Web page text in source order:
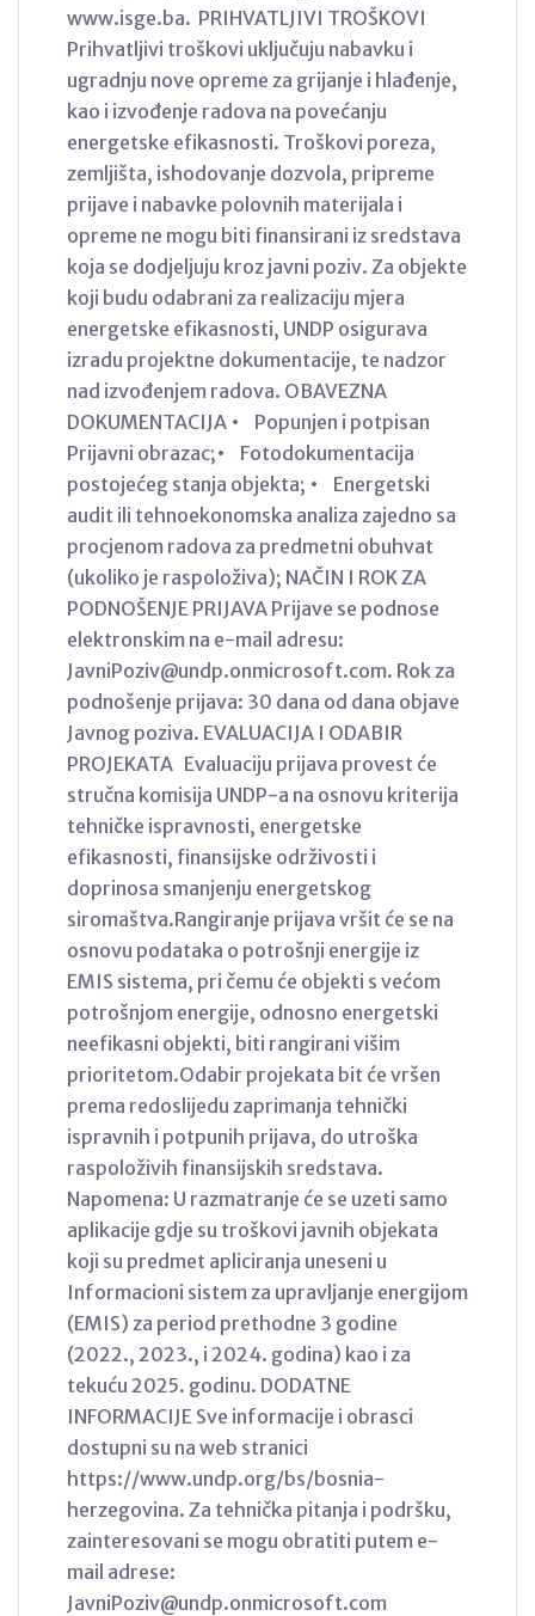
www.isge.ba. PRIHVATLJIVI TROŠKOVI
Prihvatljivi troškovi uključuju nabavku i
ugradnju nove opreme za grijanje i hlađenje,
kao i izvođenje radova na povećanju
energetske efikasnosti. Troškovi poreza,
zemljišta, ishodovanje dozvola, pripreme
prijave i nabavke polovnih materijala i
opreme ne mogu biti finansirani iz sredstava
koja se dodjeljuju kroz javni poziv. Za objekte
koji budu odabrani za realizaciju mjera
energetske efikasnosti, UNDP osigurava
izradu projektne dokumentacije, te nadzor
nad izvođenjem radova. OBAVEZNA
DOKUMENTACIJA • Popunjen i potpisan
Prijavni obrazac;• Fotodokumentacija
postojećeg stanja objekta; • Energetski
audit ili tehnoekonomska analiza zajedno sa
procjenom radova za predmetni obuhvat
(ukoliko je raspoloživa); NAČIN I ROK ZA
PODNOŠENJE PRIJAVA Prijave se podnose
elektronskim na e-mail adresu:
JavniPoziv@undp.onmicrosoft.com. Rok za
podnošenje prijava: 30 dana od dana objave
Javnog poziva. EVALUACIJA I ODABIR
PROJEKATA Evaluaciju prijava provest će
stručna komisija UNDP-a na osnovu kriterija
tehničke ispravnosti, energetske
efikasnosti, finansijske održivosti i
doprinosa smanjenju energetskog
siromaštva.Rangiranje prijava vršit će se na
osnovu podataka o potrošnji energije iz
EMIS sistema, pri čemu će objekti s većom
potrošnjom energije, odnosno energetski
neefikasni objekti, biti rangirani višim
prioritetom.Odabir projekata bit će vršen
prema redoslijedu zaprimanja tehnički
ispravnih i potpunih prijava, do utroška
raspoloživih finansijskih sredstava.
Napomena: U razmatranje će se uzeti samo
aplikacije gdje su troškovi javnih objekata
koji su predmet apliciranja uneseni u
Informacioni sistem za upravljanje energijom
(EMIS) za period prethodne 3 godine
(2022., 2023., i 2024. godina) kao i za
tekuću 2025. godinu. DODATNE
INFORMACIJE Sve informacije i obrasci
dostupni su na web stranici
https://www.undp.org/bs/bosnia-
herzegovina. Za tehnička pitanja i podršku,
zainteresovani se mogu obratiti putem e-
mail adrese:
JavniPoziv@undp.onmicrosoft.com